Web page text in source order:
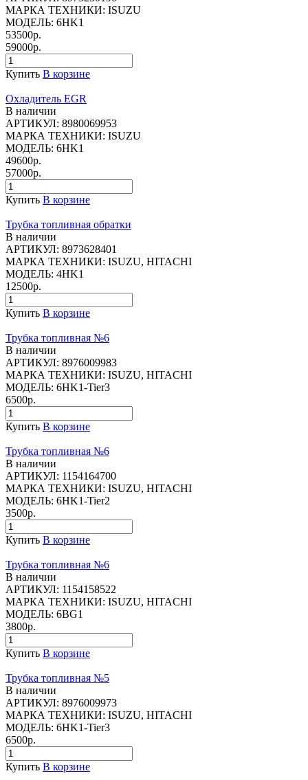
МАРКА ТЕХНИКИ: ISUZU
МОДЕЛЬ: 6HK1
53500р.
59000р.
Купить В корзине
Охладитель EGR
В наличии
АРТИКУЛ: 8980069953
МАРКА ТЕХНИКИ: ISUZU
МОДЕЛЬ: 6HK1
49600р.
57000р.
Купить В корзине
Трубка топливная обратки
В наличии
АРТИКУЛ: 8973628401
МАРКА ТЕХНИКИ: ISUZU, HITACHI
МОДЕЛЬ: 4HK1
12500р.
Купить В корзине
Трубка топливная №6
В наличии
АРТИКУЛ: 8976009983
МАРКА ТЕХНИКИ: ISUZU, HITACHI
МОДЕЛЬ: 6HK1-Tier3
6500р.
Купить В корзине
Трубка топливная №6
В наличии
АРТИКУЛ: 1154164700
МАРКА ТЕХНИКИ: ISUZU, HITACHI
МОДЕЛЬ: 6HK1-Tier2
3500р.
Купить В корзине
Трубка топливная №6
В наличии
АРТИКУЛ: 1154158522
МАРКА ТЕХНИКИ: ISUZU, HITACHI
МОДЕЛЬ: 6BG1
3800р.
Купить В корзине
Трубка топливная №5
В наличии
АРТИКУЛ: 8976009973
МАРКА ТЕХНИКИ: ISUZU, HITACHI
МОДЕЛЬ: 6HK1-Tier3
6500р.
Купить В корзине